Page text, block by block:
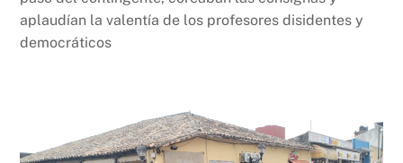
aplaudían la valentía de los profesores disidentes y
democráticos